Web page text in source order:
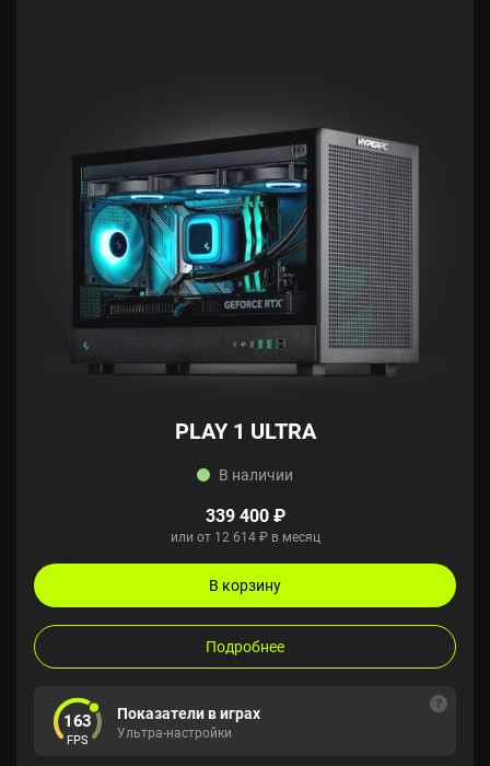
PLAY 1 ULTRA
В наличии
339 400 ₽
или от 12 614 ₽ в месяц
В корзину
Подробнее
163
FPS
Показатели в играх
Ультра-настройки